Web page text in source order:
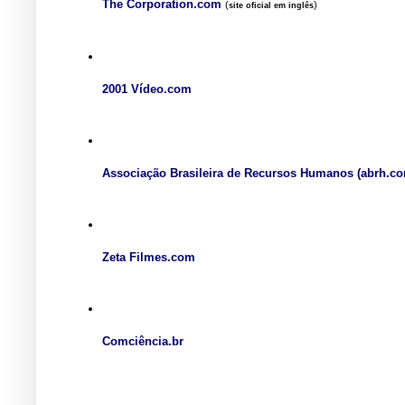
The Corporation.com (site oficial em inglês)
2001 Vídeo.com
Associação Brasileira de Recursos Humanos
Zeta Filmes.com
Comciência.br